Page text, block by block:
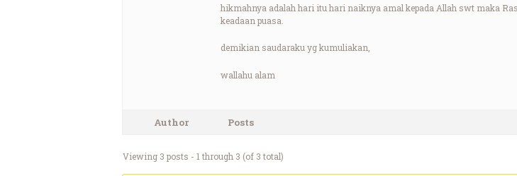
hikmahnya adalah hari itu hari naiknya amal kepada Allah swt maka
keadaan puasa.
demikian saudaraku yg kumuliakan,
wallahu alam
Author Posts
Viewing 3 posts - 1 through 3 (of 3 total)